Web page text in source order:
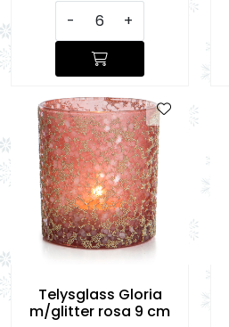
- +
Telysglass Gloria
m/glitter rosa 9 cm